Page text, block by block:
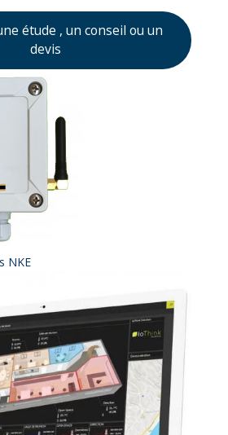
étude , un conseil ou un
devis
NKE